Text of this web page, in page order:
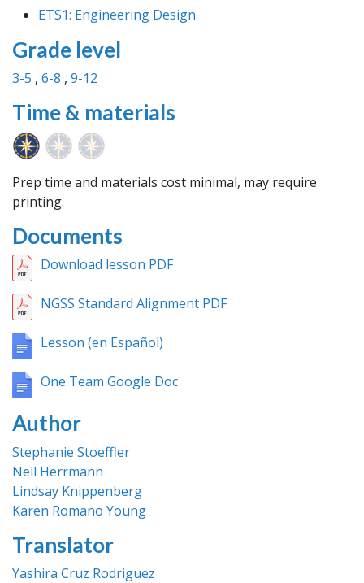
ETS1: Engineering Design
Grade level
3-5 6-8 9-12
Time & materials
Prep time and materials cost minimal, may require
printing.
Documents
Download lesson PDF
NGSS Standard Alignment PDF
Lesson (en Español)
One Team Google Doc
Author
Stephanie Stoeffler
Nell Herrmann
Lindsay Knippenberg
Karen Romano Young
Translator
Yashira Cruz Rodriguez